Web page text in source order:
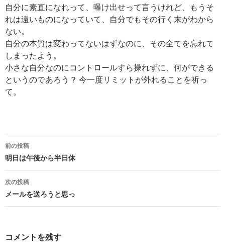
自分に素直になれって、曝け出せって言うけれど、もうそ
れは遠いものになっていて、自分でもその行く末がわから
ない。
自分の本質は変わってないはずなのに、その全てを忘れて
しまったよう。
小さな自分なのにコントロールすら操れずに、何ができる
というのであろう？ 今一度リミットが外れることを祈っ
て。
投
稿
ナ
ビ
ゲ
前の投稿
明日は午後から半日休
次の投稿
メールを送ろうと思っ
コメントを残す